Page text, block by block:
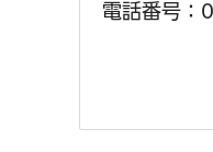
電話番号